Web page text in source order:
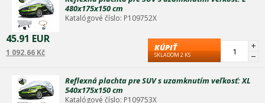
Pasuje potrebné pre tieto modely:
480x175x150 cm
Katalógové číslo: P109752X
45.91 EUR
1 092.66 Kč KÚPIŤ
SKLADOM 2 KS
Reflexná plachta pre SUV s uzamknutím veľkosť: XL
540x175x150 cm
Katalógové číslo: P109753X